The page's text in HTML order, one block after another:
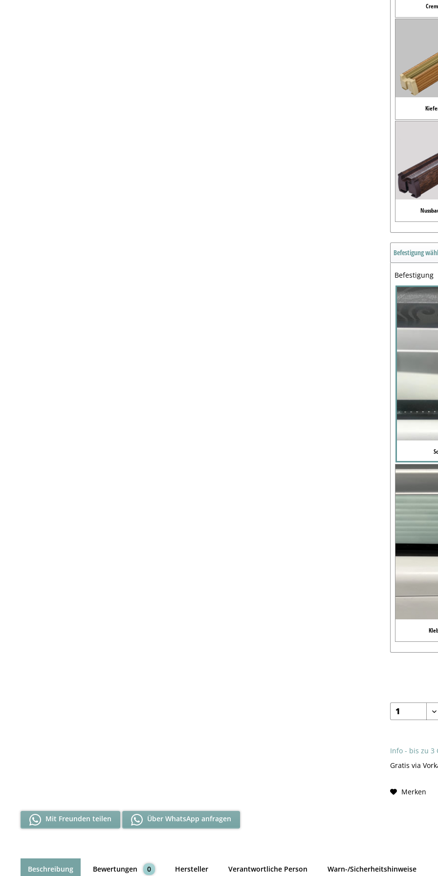
Befestigung
Befestigung
Info - bis zu 3
Gratis via
Merken
Mit Freunden teilen Über WhatsApp anfragen
Beschreibung Bewertungen 0 Hersteller Verantwortliche Person Warn-/Sicherheitshinweise